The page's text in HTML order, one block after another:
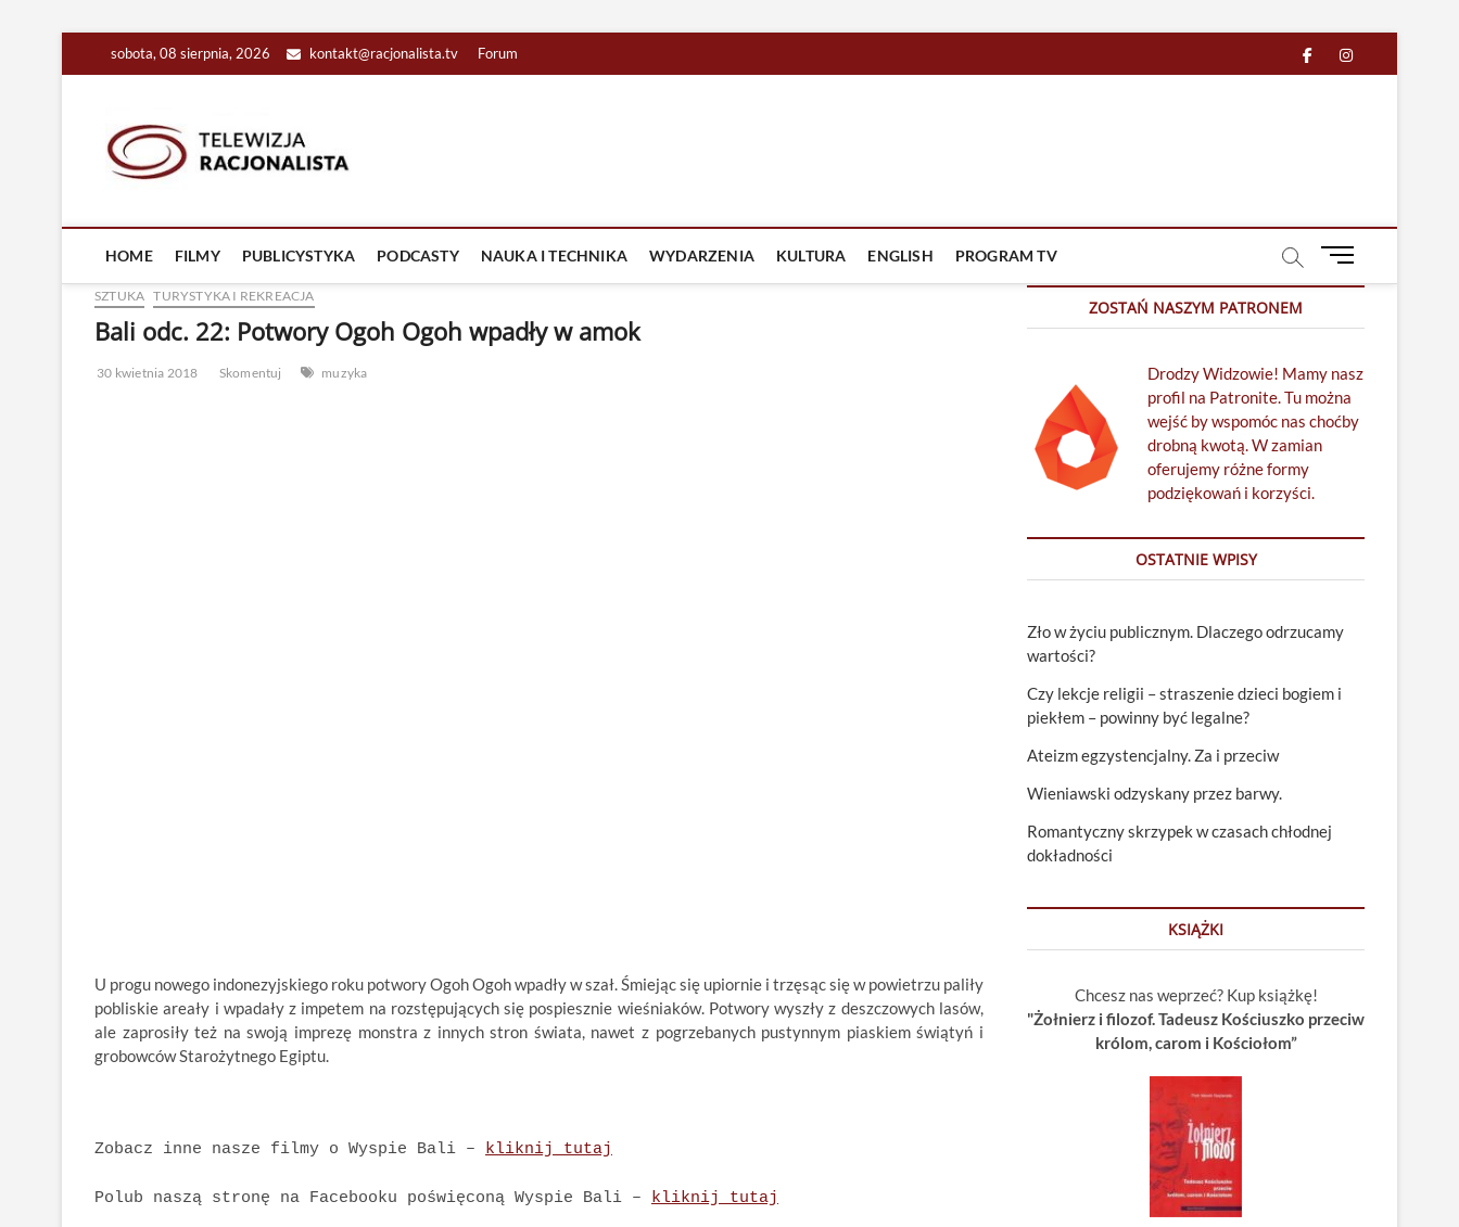
sobota, 08 sierpnia, 2026 kontakt@racjonalista.tv Forum facebook
in
HOME FILMY PUBLICYSTYKA PODCASTY NAUKA I TECHNIKA WYDARZENIA KULTURA ENGLISH PROGRAM TV
M
u
u
t
t
SZTUKA TURYSTYKA I REKREACJA
Bali odc. 22: Potwory Ogoh Ogoh wpadły w amok
30 kwietnia 2018 Skomentuj muzyka
U progu nowego indonezyjskiego roku potwory Ogoh Ogoh wpadły w szał. Śmiejąc się upiornie i trzęsąc się w powietrzu paliły
pobliskie areały i wpadały z impetem na rozstępujących się pospiesznie wieśniaków. Potwory wyszły z deszczowych lasów,
ale zaprosiły też na swoją imprezę monstra z innych stron świata, nawet z pogrzebanych pustynnym piaskiem świątyń i
grobowców Starożytnego Egiptu.
Zobacz inne nasze filmy o Wyspie Bali – kliknij tutaj
Polub naszą stronę na Facebooku poświęconą Wyspie Bali – kliknij tutaj
ZOSTAŃ NASZYM PATRONEM
Drodzy Widzowie! Mamy nasz
profil na Patronite. Tu można
wejść by wspomóc nas choćby
drobną kwotą. W zamian
oferujemy różne formy
podziękowań i korzyści.
OSTATNIE WPISY
Zło w życiu publicznym. Dlaczego odrzucamy
wartości?
Czy lekcje religii – straszenie dzieci bogiem i
piekłem – powinny być legalne?
Ateizm egzystencjalny. Za i przeciw
Wieniawski odzyskany przez barwy.
Romantyczny skrzypek w czasach chłodnej
dokładności
KSIĄŻKI
Chcesz nas weprzeć? Kup książkę!
"Żołnierz i filozof. Tadeusz Kościuszko przeciw
królom, carom i Kościołom”